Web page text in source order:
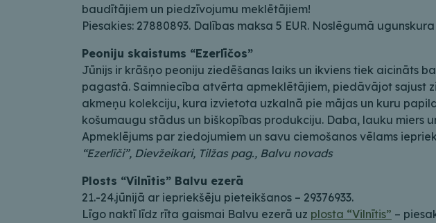
baudītājiem un piedzīvojumu meklētājiem!
Piesakies: 27880893. Dalības maksa 5 EUR. Noslēgumā
Peoniju skaistums “Ezerlīčos”
Jūnijs ir krāšņo peoniju ziedēšanas laiks un ikviens tiek aicināts
pagastā. Saimniecība atvērta apmeklētājiem, piedāvājot sajust
akmeņu kolekciju, kura izvietota uzkalnā pie mājas un kuru
košumaugu stādus un biškopības produkciju. Daba, lauku miers
Apmeklējums par ziedojumiem un savu ciemošanos vēlams
“Ezerlīči”, Dievžeikari, Tilžas pag., Balvu novads
Plosts “Vilnītis” Balvu ezerā
21.-24.jūnijā ar iepriekšēju pieteikšanos – 29376933.
Līgo naktī līdz rīta gaismai Balvu ezerā uz plosta “Vilnītis” –